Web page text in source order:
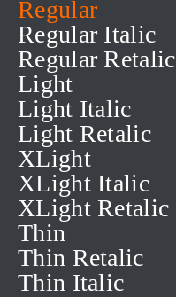
Regular
Regular Italic
Regular Retalic
Light
Light Italic
Light Retalic
XLight
XLight Italic
XLight Retalic
Thin
Thin Retalic
Thin Italic